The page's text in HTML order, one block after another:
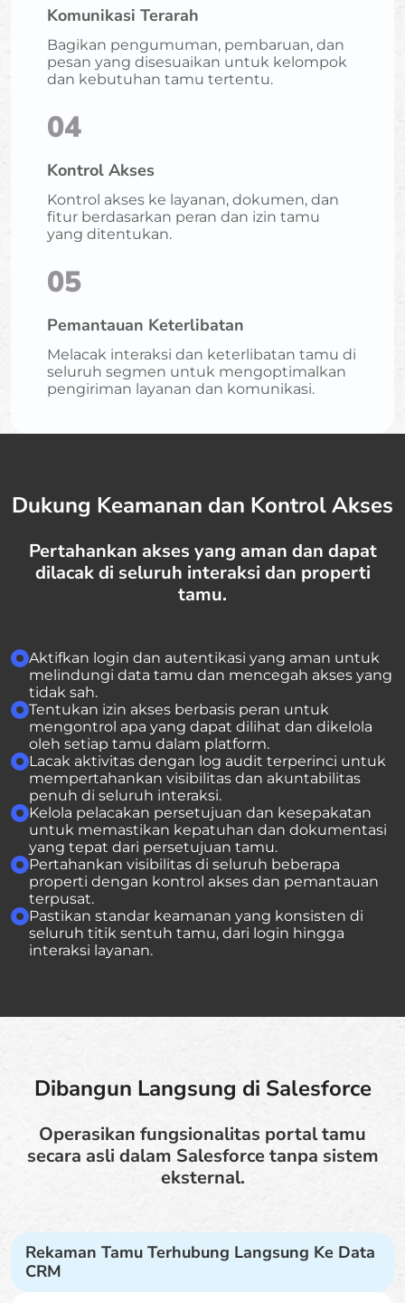
Komunikasi Terarah
Bagikan pengumuman, pembaruan, dan
pesan yang disesuaikan untuk kelompok
dan kebutuhan tamu tertentu.
04
Kontrol Akses
Kontrol akses ke layanan, dokumen, dan
fitur berdasarkan peran dan izin tamu
yang ditentukan.
05
Pemantauan Keterlibatan
Melacak interaksi dan keterlibatan tamu di
seluruh segmen untuk mengoptimalkan
pengiriman layanan dan komunikasi.
Dukung Keamanan dan Kontrol Akses
Pertahankan akses yang aman dan dapat
dilacak di seluruh interaksi dan properti
tamu.
Aktifkan login dan autentikasi yang aman untuk
melindungi data tamu dan mencegah akses yang
tidak sah.
Tentukan izin akses berbasis peran untuk
mengontrol apa yang dapat dilihat dan dikelola
oleh setiap tamu dalam platform.
Lacak aktivitas dengan log audit terperinci untuk
mempertahankan visibilitas dan akuntabilitas
penuh di seluruh interaksi.
Kelola pelacakan persetujuan dan kesepakatan
untuk memastikan kepatuhan dan dokumentasi
yang tepat dari persetujuan tamu.
Pertahankan visibilitas di seluruh beberapa
properti dengan kontrol akses dan pemantauan
terpusat.
Pastikan standar keamanan yang konsisten di
seluruh titik sentuh tamu, dari login hingga
interaksi layanan.
Dibangun Langsung di Salesforce
Operasikan fungsionalitas portal tamu
secara asli dalam Salesforce tanpa sistem
eksternal.
Rekaman Tamu Terhubung Langsung Ke Data
CRM